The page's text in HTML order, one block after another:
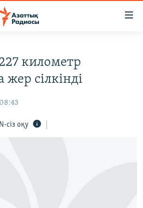
километр
сілкінді
сіз оқу